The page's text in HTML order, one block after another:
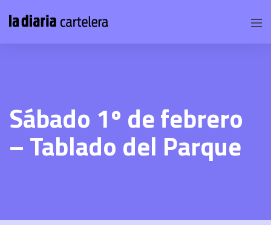
Sábado 1º de febrero
– Tablado del Parque